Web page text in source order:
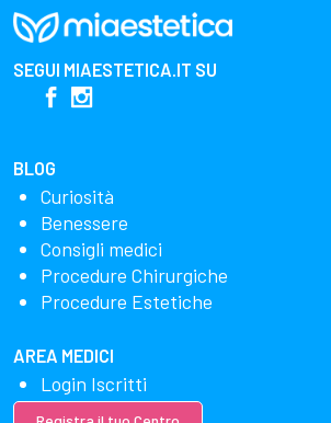
SEGUI MIAESTETICA.IT SU
BLOG
Curiosità
Benessere
Consigli medici
Procedure Chirurgiche
Procedure Estetiche
AREA MEDICI
Login Iscritti